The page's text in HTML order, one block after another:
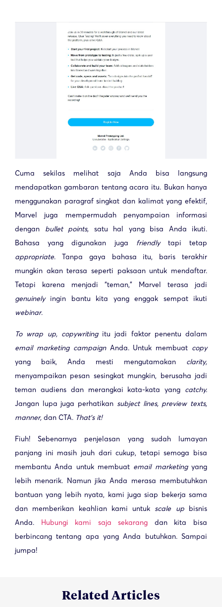
Cuma sekilas melihat saja Anda bisa langsung
mendapatkan gambaran tentang acara itu. Bukan hanya
menggunakan paragraf singkat dan kalimat yang efektif,
Marvel juga mempermudah penyampaian informasi
dengan bullet points, satu hal yang bisa Anda ikuti.
Bahasa yang digunakan juga friendly tapi tetap
appropriate. Tanpa gaya bahasa itu, baris terakhir
mungkin akan terasa seperti paksaan untuk mendaftar.
Tetapi karena menjadi “teman,” Marvel terasa jadi
genuinely ingin bantu kita yang enggak sempat ikuti
webinar.
To wrap up, copywriting itu jadi faktor penentu dalam
email marketing campaign Anda. Untuk membuat copy
yang baik, Anda mesti mengutamakan clarity,
menyampaikan pesan sesingkat mungkin, berusaha jadi
teman audiens dan merangkai kata-kata yang catchy.
Jangan lupa juga perhatikan subject lines, preview texts,
manner, dan CTA. That’s it!
Fiuh! Sebenarnya penjelasan yang sudah lumayan
panjang ini masih jauh dari cukup, tetapi semoga bisa
membantu Anda untuk membuat email marketingyang
lebih menarik. Namun jika Anda merasa membutuhkan
bantuan yang lebih nyata, kami juga siap bekerja sama
dan memberikan keahlian kami untuk scale up bisnis
Anda. Hubungi kami saja sekarang dan kita bisa
berbincang tentang apa yang Anda butuhkan. Sampai
jumpa!
Related Articles